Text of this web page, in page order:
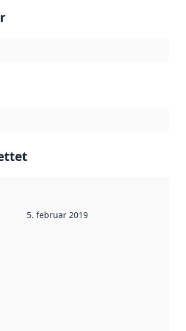
datoen
vart
inn av
ha
stader.
5. februar 2019